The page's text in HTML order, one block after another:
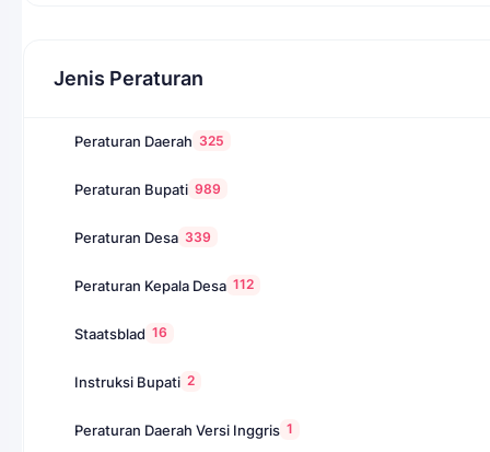
Jenis Peraturan
Peraturan Daerah 325
Peraturan Bupati 989
Peraturan Desa 339
Peraturan Kepala Desa 112
Staatsblad 16
Instruksi Bupati 2
Peraturan Daerah Versi Inggris 1